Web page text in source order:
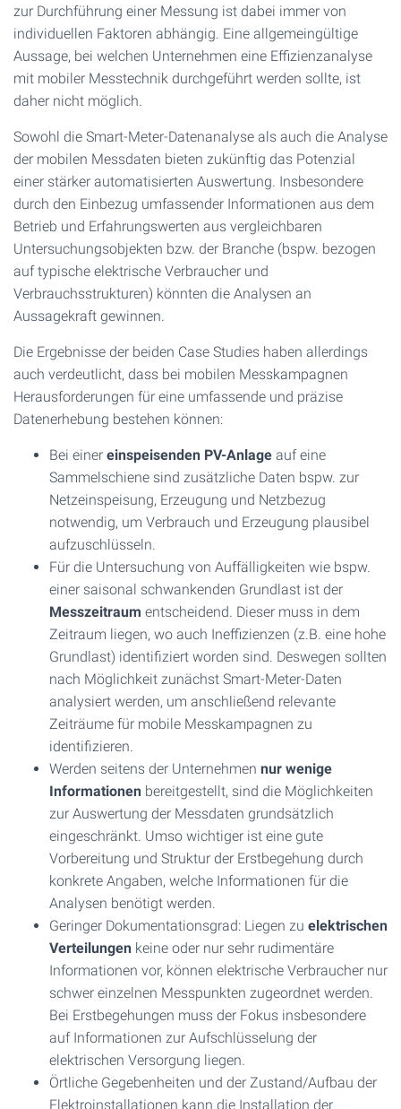
zur Durchführung einer Messung ist dabei immer von
individuellen Faktoren abhängig. Eine allgemeingültige
Aussage, bei welchen Unternehmen eine Effizienzanalyse
mit mobiler Messtechnik durchgeführt werden sollte, ist
daher nicht möglich.
Sowohl die Smart-Meter-Datenanalyse als auch die Analyse
der mobilen Messdaten bieten zukünftig das Potenzial
einer stärker automatisierten Auswertung. Insbesondere
durch den Einbezug umfassender Informationen aus dem
Betrieb und Erfahrungswerten aus vergleichbaren
Untersuchungsobjekten bzw. der Branche (bspw. bezogen
auf typische elektrische Verbraucher und
Verbrauchsstrukturen) könnten die Analysen an
Aussagekraft gewinnen.
Die Ergebnisse der beiden Case Studies haben allerdings
auch verdeutlicht, dass bei mobilen Messkampagnen
Herausforderungen für eine umfassende und präzise
Datenerhebung bestehen können:
Bei einer einspeisenden PV-Anlage auf eine
Sammelschiene sind zusätzliche Daten bspw. zur
Netzeinspeisung, Erzeugung und Netzbezug
notwendig, um Verbrauch und Erzeugung plausibel
aufzuschlüsseln.
Für die Untersuchung von Auffälligkeiten wie bspw.
einer saisonal schwankenden Grundlast ist der
Messzeitraum entscheidend. Dieser muss in dem
Zeitraum liegen, wo auch Ineffizienzen (z.B. eine hohe
Grundlast) identifiziert worden sind. Deswegen sollten
nach Möglichkeit zunächst Smart-Meter-Daten
analysiert werden, um anschließend relevante
Zeiträume für mobile Messkampagnen zu
identifizieren.
Werden seitens der Unternehmen nur wenige
Informationen bereitgestellt, sind die Möglichkeiten
zur Auswertung der Messdaten grundsätzlich
eingeschränkt. Umso wichtiger ist eine gute
Vorbereitung und Struktur der Erstbegehung durch
konkrete Angaben, welche Informationen für die
Analysen benötigt werden.
Geringer Dokumentationsgrad: Liegen zu elektrischen
Verteilungen keine oder nur sehr rudimentäre
Informationen vor, können elektrische Verbraucher nur
schwer einzelnen Messpunkten zugeordnet werden.
Bei Erstbegehungen muss der Fokus insbesondere
auf Informationen zur Aufschlüsselung der
elektrischen Versorgung liegen.
Örtliche Gegebenheiten und der Zustand/Aufbau der
Elektroinstallationen kann die Installation der